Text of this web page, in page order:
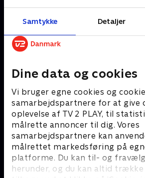
Samtykke Detaljer
Dine data og cookies
Vi bruger egne cookies og
samarbejdspartnere for at give
oplevelse af TV 2 PLAY, til
målrette annoncer til dig. Vores
samarbejdspartnere kan
målrettet markedsføring på
platforme. Du kan til- og
herunder, og du kan altid
23. november 2021 • 42 min 23.
Andre så også
Sommer med Ernst
Livsstil • 4 sæsoner